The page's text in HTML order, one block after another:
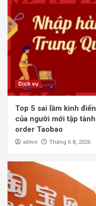
Dịch vụ
Top 5 sai lầm kinh điển
của người mới tập tành
order Taobao
admin Tháng 6 8, 2026